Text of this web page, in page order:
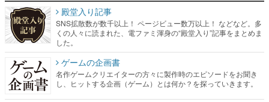
殿堂入り記事
SNS拡散数が数千以上！ ページビュー数万以上！ などなど。多
くの人々に読まれた、電ファミ渾身の“殿堂入り”記事をまとめま
した。
ゲームの企画書
名作ゲームクリエイターの方々に製作時のエピソードをお聞き
し、ヒットする企画（ゲーム）とは何か？を探っていきます。